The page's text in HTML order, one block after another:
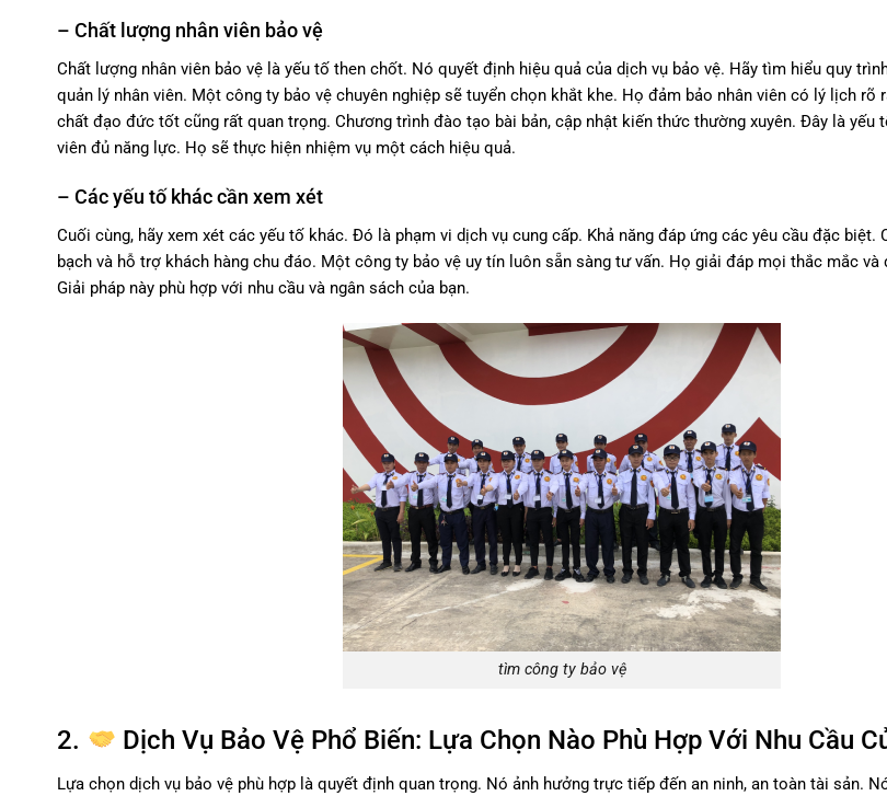
– Chất lượng nhân viên bảo vệ
Chất lượng nhân viên bảo vệ là yếu tố then chốt. Nó quyết định hiệu quả của dịch vụ bảo vệ. Hãy tìm hiểu quy
quản lý nhân viên. Một công ty bảo vệ chuyên nghiệp sẽ tuyển chọn khắt khe. Họ đảm bảo nhân viên có lý lịch rõ
chất đạo đức tốt cũng rất quan trọng. Chương trình đào tạo bài bản, cập nhật kiến thức thường xuyên. Đây là yếu
viên đủ năng lực. Họ sẽ thực hiện nhiệm vụ một cách hiệu quả.
– Các yếu tố khác cần xem xét
Cuối cùng, hãy xem xét các yếu tố khác. Đó là phạm vi dịch vụ cung cấp. Khả năng đáp ứng các yêu cầu đặc biệt.
bạch và hỗ trợ khách hàng chu đáo. Một công ty bảo vệ uy tín luôn sẵn sàng tư vấn. Họ giải đáp mọi thắc mắc và
Giải pháp này phù hợp với nhu cầu và ngân sách của bạn.
tìm công ty bảo vệ
2. Dịch Vụ Bảo Vệ Phổ Biến: Lựa Chọn Nào Phù Hợp Với Nhu Cầu
Lựa chọn dịch vụ bảo vệ phù hợp là quyết định quan trọng. Nó ảnh hưởng trực tiếp đến an ninh, an toàn tài sản.